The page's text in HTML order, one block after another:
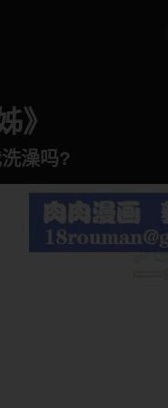
》
澡吗?